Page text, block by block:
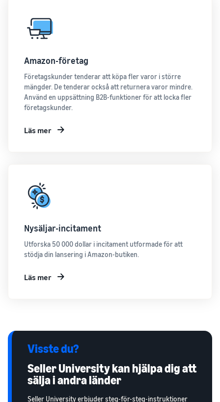
Amazon-företag
Företagskunder tenderar att köpa fler varor i större
mängder. De tenderar också att returnera varor mindre.
Använd en uppsättning B2B-funktioner för att locka fler
företagskunder.
Läs mer
Nysäljar-incitament
Utforska 50 000 dollar i incitament utformade för att
stödja din lansering i Amazon-butiken.
Läs mer
Visste du?
Seller University kan hjälpa dig att
sälja i andra länder
Seller University erbjuder steg-för-steg-instruktioner